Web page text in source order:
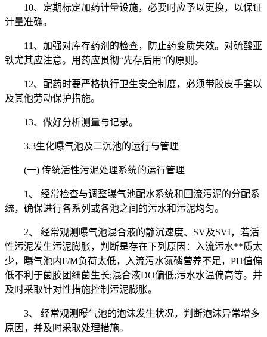
10、定期标定加药计量设施，必要时应予以更换，以保证
计量准确。
11、加强对库存药剂的检查，防止药变质失效。对硫酸亚
铁尤其应注意。用药应贯彻“先存后用”的原则。
12、配药时要严格执行卫生安全制度，必须带胶皮手套以
及其他劳动保护措施。
13、做好分析测量与记录。
3.3生化曝气池及二沉池的运行与管理
(一) 传统活性污泥处理系统的运行管理
1、 经常检查与调整曝气池配水系统和回流污泥的分配系
统，确保进行各系列或各池之间的污水和污泥均匀。
2、 经常观测曝气池混合液的静沉速度、SV及SVI，若活
性污泥发生污泥膨胀，判断是存在下列原因：入流污水**质太
少，曝气池内F/M负荷太低，入流污水氮磷营养不足，PH值偏
低不利于菌胶团细菌生长;混合液DO偏低;污水水温偏高等。并
及时采取针对性措施控制污泥膨胀。
3、 经常观测曝气池的泡沫发生状况，判断泡沫异常增多
原因，并及时采取处理措施。